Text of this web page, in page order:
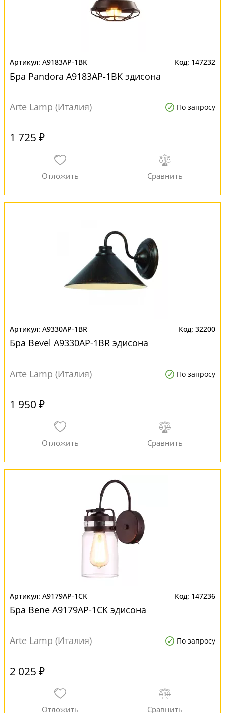
A9183AP-1BK 147232
Бра Pandora A9183AP-1BK эдисона
Arte Lamp (Италия) По запросу
1 725 ₽
A9330AP-1BR 32200
Бра Bevel A9330AP-1BR эдисона
Arte Lamp (Италия) По запросу
1 950 ₽
A9179AP-1CK 147236
Бра Bene A9179AP-1CK эдисона
Arte Lamp (Италия) По запросу
2 025 ₽